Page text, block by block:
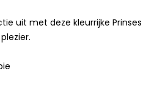
uit met deze kleurrijke Prinses